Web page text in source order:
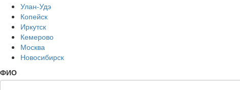
Улан-Удэ
Копейск
Иркутск
Кемерово
Москва
Новосибирск
ФИО